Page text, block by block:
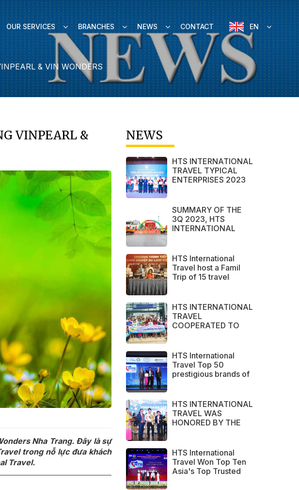
OUR SERVICES BRANCHES NEWS CONTACT EN
& VIN WONDERS
VINPEARL &
Nha Trang. Đây là sự
trong nỗ lực đưa khách
Travel.
NEWS
HTS INTERNATIONAL
TRAVEL TYPICAL
ENTERPRISES 2023
SUMMARY OF THE
3Q 2023, HTS
INTERNATIONAL
CHOSEN BY LARGE
DOMESTIC AND
INTERNATIONAL
CUSTOMERS
HTS International
Travel host a Famil
Trip of 15 travel
HTS INTERNATIONAL
TRAVEL
COOPERATED TO
SURVEY GROUP
FROM PERAK STATE -
MALAYSIA.
HTS International
Travel Top 50
prestigious brands of
HTS INTERNATIONAL
TRAVEL WAS
HONORED BY THE
ASSOCIATION in
2022
HTS International
Travel Won Top Ten
Asia's Top Trusted